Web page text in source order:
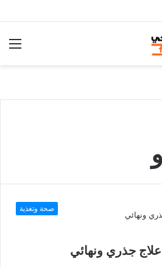
صحة وتغذية
علاج جذري ونهائي